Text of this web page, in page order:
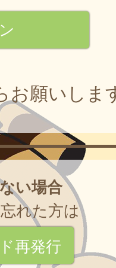
お願いしま
い場合
れた方は
再発行